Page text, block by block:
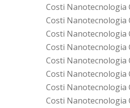
Costi Nanotecnologia